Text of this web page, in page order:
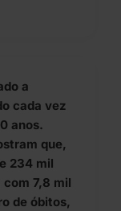
a
cada vez
anos.
que,
234 mil
7,8 mil
de óbitos,